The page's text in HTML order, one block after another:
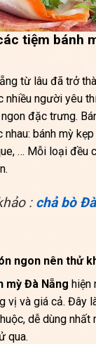
tiệm bánh
từ lâu đã trở
nhiều người yêu
đặc trưng.
nhau: bánh mỳ
… Mỗi loại đều
: chả bò
ngon nên thử
mỳ Đà Nẵng hiện
vị và giá cả. Đây
dễ dùng
qua.